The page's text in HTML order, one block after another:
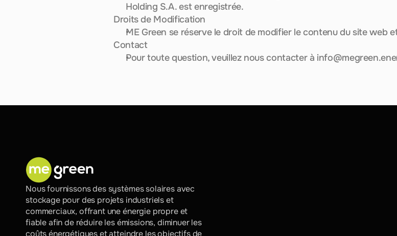
Holding S.A. est enregistrée.
Droits de Modification
ME Green se réserve le droit de modifier le contenu du site web
Contact
Pour toute question, veuillez nous contacter à
Nous fournissons des systèmes solaires avec
stockage pour des projets industriels et
commerciaux, offrant une énergie propre et
fiable afin de réduire les émissions, diminuer les
coûts énergétiques et atteindre les objectifs de